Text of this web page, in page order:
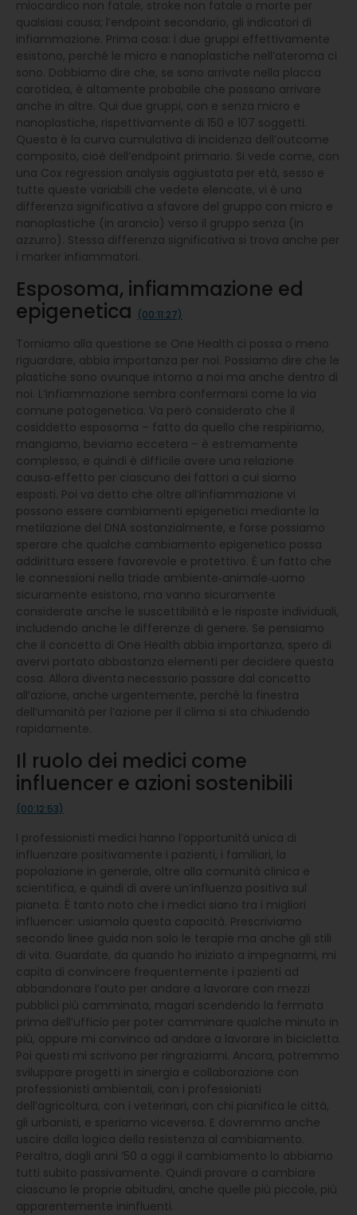
miocardico non fatale, stroke non fatale o morte per
qualsiasi causa; l’endpoint secondario, gli indicatori di
infiammazione. Prima cosa: i due gruppi effettivamente
esistono, perché le micro e nanoplastiche nell’ateroma ci
sono. Dobbiamo dire che, se sono arrivate nella placca
carotidea, è altamente probabile che possano arrivare
anche in altre. Qui due gruppi, con e senza micro e
nanoplastiche, rispettivamente di 150 e 107 soggetti.
Questa è la curva cumulativa di incidenza dell’outcome
composito, cioè dell’endpoint primario. Si vede come, con
una Cox regression analysis aggiustata per età, sesso e
tutte queste variabili che vedete elencate, vi è una
differenza significativa a sfavore del gruppo con micro e
nanoplastiche (in arancio) verso il gruppo senza (in
azzurro). Stessa differenza significativa si trova anche per
i marker infiammatori.
Esposoma, infiammazione ed
epigenetica (00:11:27)
Torniamo alla questione se One Health ci possa o meno
riguardare, abbia importanza per noi. Possiamo dire che le
plastiche sono ovunque intorno a noi ma anche dentro di
noi. L’infiammazione sembra confermarsi come la via
comune patogenetica. Va però considerato che il
cosiddetto esposoma – fatto da quello che respiriamo,
mangiamo, beviamo eccetera – è estremamente
complesso, e quindi è difficile avere una relazione
causa‑effetto per ciascuno dei fattori a cui siamo
esposti. Poi va detto che oltre all’infiammazione vi
possono essere cambiamenti epigenetici mediante la
metilazione del DNA sostanzialmente, e forse possiamo
sperare che qualche cambiamento epigenetico possa
addirittura essere favorevole e protettivo. È un fatto che
le connessioni nella triade ambiente‑animale‑uomo
sicuramente esistono, ma vanno sicuramente
considerate anche le suscettibilità e le risposte individuali,
includendo anche le differenze di genere. Se pensiamo
che il concetto di One Health abbia importanza, spero di
avervi portato abbastanza elementi per decidere questa
cosa. Allora diventa necessario passare dal concetto
all’azione, anche urgentemente, perché la finestra
dell’umanità per l’azione per il clima si sta chiudendo
rapidamente.
Il ruolo dei medici come
influencer e azioni sostenibili
(00:12:53)
I professionisti medici hanno l’opportunità unica di
influenzare positivamente i pazienti, i familiari, la
popolazione in generale, oltre alla comunità clinica e
scientifica, e quindi di avere un’influenza positiva sul
pianeta. È tanto noto che i medici siano tra i migliori
influencer: usiamola questa capacità. Prescriviamo
secondo linee guida non solo le terapie ma anche gli stili
di vita. Guardate, da quando ho iniziato a impegnarmi, mi
capita di convincere frequentemente i pazienti ad
abbandonare l’auto per andare a lavorare con mezzi
pubblici più camminata, magari scendendo la fermata
prima dell’ufficio per poter camminare qualche minuto in
più, oppure mi convinco ad andare a lavorare in bicicletta.
Poi questi mi scrivono per ringraziarmi. Ancora, potremmo
sviluppare progetti in sinergia e collaborazione con
professionisti ambientali, con i professionisti
dell’agricoltura, con i veterinari, con chi pianifica le città,
gli urbanisti, e speriamo viceversa. E dovremmo anche
uscire dalla logica della resistenza al cambiamento.
Peraltro, dagli anni ’50 a oggi il cambiamento lo abbiamo
tutti subito passivamente. Quindi provare a cambiare
ciascuno le proprie abitudini, anche quelle più piccole, più
apparentemente ininfluenti.